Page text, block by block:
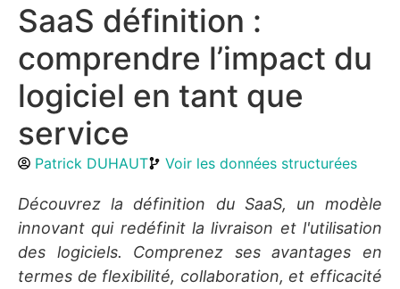
SaaS définition :
comprendre l’impact du
logiciel en tant que
service
Patrick DUHAUT Voir les données structurées
Découvrez la définition du SaaS, un modèle
innovant qui redéfinit la livraison et l'utilisation
des logiciels. Comprenez ses avantages en
termes de flexibilité, collaboration, et efficacité